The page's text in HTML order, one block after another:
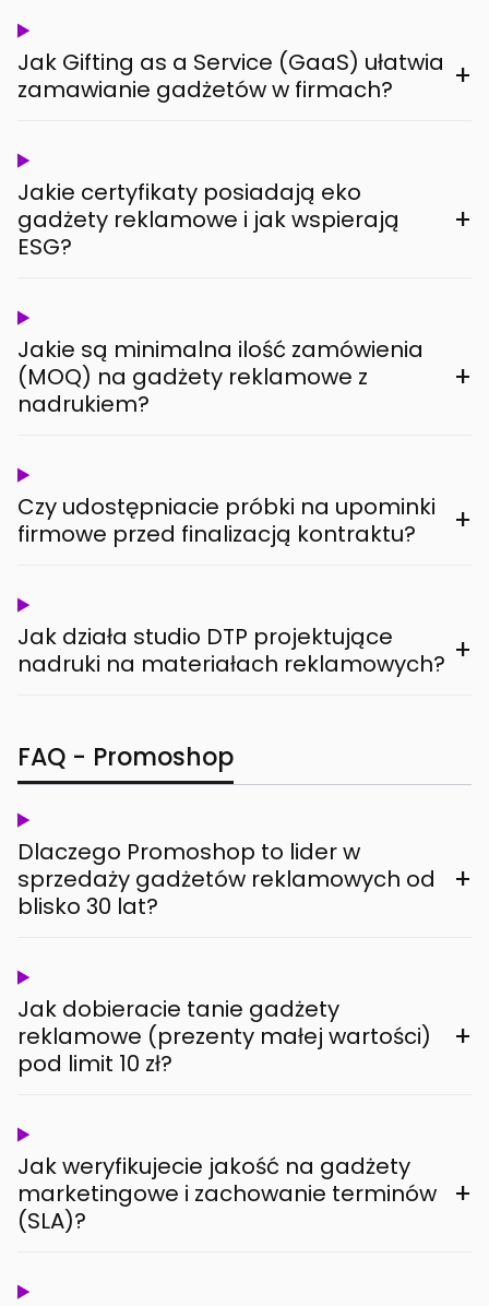
Jak Gifting as a Service (GaaS) ułatwia
zamawianie gadżetów w firmach?
+
Jakie certyfikaty posiadają eko
gadżety reklamowe i jak wspierają
ESG?
+
Jakie są minimalna ilość zamówienia
(MOQ) na gadżety reklamowe z
nadrukiem?
+
Czy udostępniacie próbki na upominki
firmowe przed finalizacją kontraktu?
+
Jak działa studio DTP projektujące
nadruki na materiałach reklamowych? +
FAQ - Promoshop
Dlaczego Promoshop to lider w
sprzedaży gadżetów reklamowych od
blisko 30 lat?
+
Jak dobieracie tanie gadżety
reklamowe (prezenty małej wartości)
pod limit 10 zł?
+
Jak weryfikujecie jakość na gadżety
marketingowe i zachowanie terminów
(SLA)?
+